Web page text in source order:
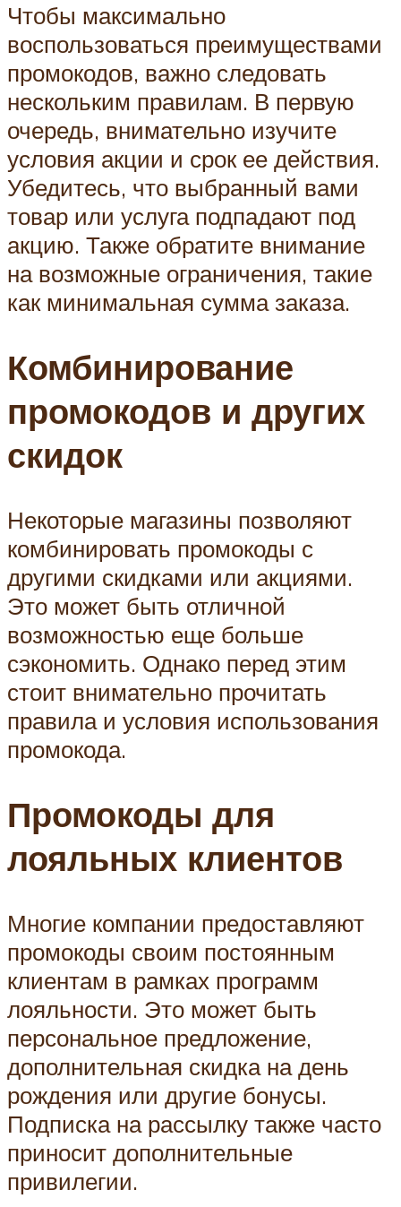
Чтобы максимально
воспользоваться преимуществами
промокодов, важно следовать
нескольким правилам. В первую
очередь, внимательно изучите
условия акции и срок ее действия.
Убедитесь, что выбранный вами
товар или услуга подпадают под
акцию. Также обратите внимание
на возможные ограничения, такие
как минимальная сумма заказа.
Комбинирование
промокодов и других
скидок
Некоторые магазины позволяют
комбинировать промокоды с
другими скидками или акциями.
Это может быть отличной
возможностью еще больше
сэкономить. Однако перед этим
стоит внимательно прочитать
правила и условия использования
промокода.
Промокоды для
лояльных клиентов
Многие компании предоставляют
промокоды своим постоянным
клиентам в рамках программ
лояльности. Это может быть
персональное предложение,
дополнительная скидка на день
рождения или другие бонусы.
Подписка на рассылку также часто
приносит дополнительные
привилегии.